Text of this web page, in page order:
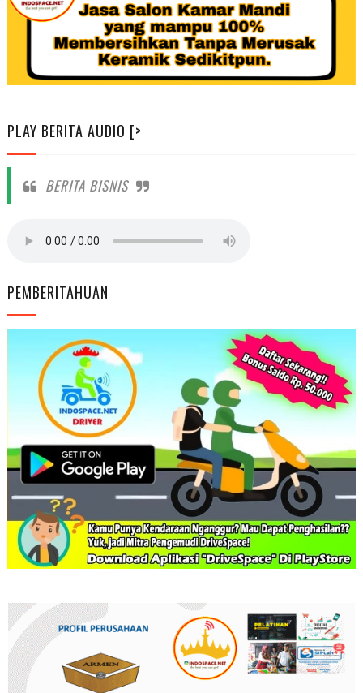
PLAY BERITA AUDIO [>
BERITA BISNIS
PEMBERITAHUAN